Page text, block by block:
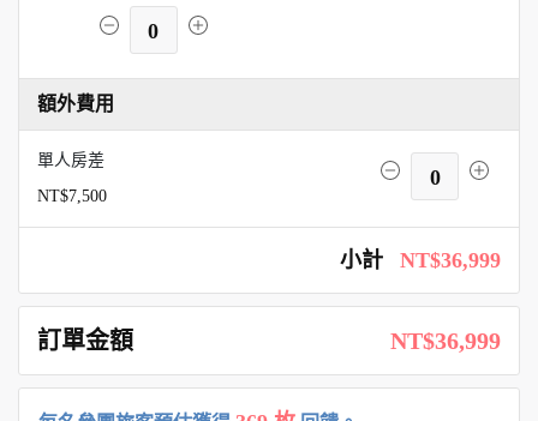
0
額外費用
單人房差
NT$7,500
0
小計 NT$36,999
訂單金額 NT$36,999